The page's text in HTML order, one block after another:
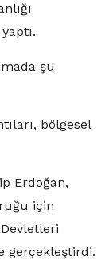
şu
bölgesel
Erdoğan,
için
gerçekleştirdi.